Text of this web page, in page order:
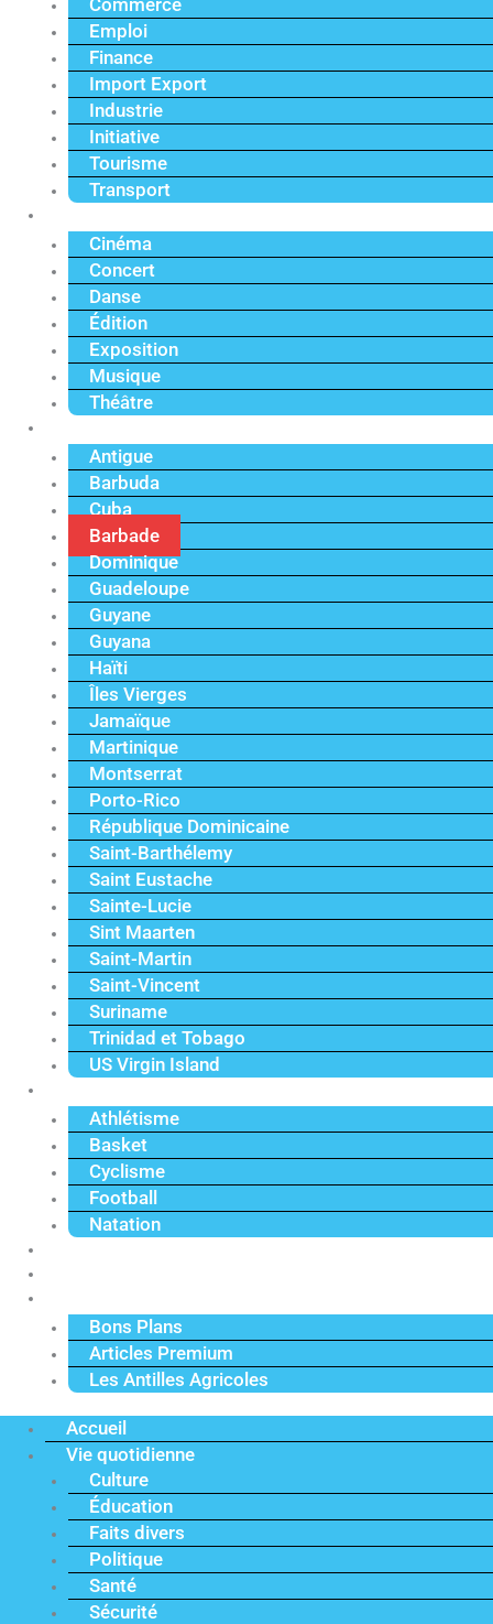
Commerce
Emploi
Finance
Import Export
Industrie
Initiative
Tourisme
Transport
Cinéma
Concert
Danse
Édition
Exposition
Musique
Théâtre
Antigue
Barbuda
Cuba
Barbade
Dominique
Guadeloupe
Guyane
Guyana
Haïti
Îles Vierges
Jamaïque
Martinique
Montserrat
Porto-Rico
République Dominicaine
Saint-Barthélemy
Saint Eustache
Sainte-Lucie
Sint Maarten
Saint-Martin
Saint-Vincent
Suriname
Trinidad et Tobago
US Virgin Island
Athlétisme
Basket
Cyclisme
Football
Natation
Bons Plans
Articles Premium
Les Antilles Agricoles
Accueil
Vie quotidienne
Culture
Éducation
Faits divers
Politique
Santé
Sécurité